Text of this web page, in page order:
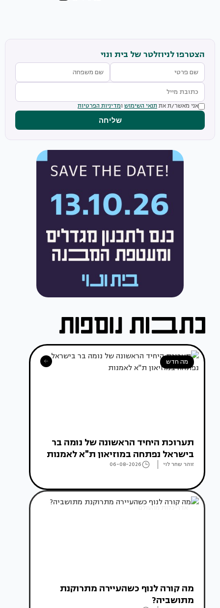
הצטרפו לניוזלטר של בית ונוי
אני מאשר/ת את תנאי השימוש ומדיניות הפרטיות
שליחה
מה חדש
תערוכת היחיד הראשונה של נומה בר
בישראל נפתחה במוזיאון ת"א לאמנות
זוהר שחר לוי 06-08-2026
אדריכלות מהעולם
מה קורה לנוף כשהעיירה מתרוקנת
מתושביה?